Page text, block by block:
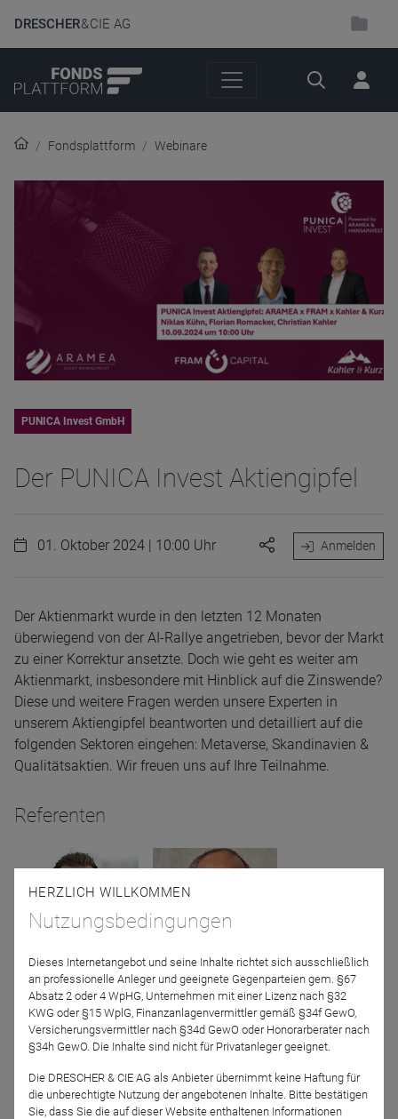
DRESCHER& CIE AG
Suche
Fondsplattform Webinare
PUNICA Invest GmbH
Der PUNICA Invest Aktiengipfel
01. Oktober 2024 | 10:00 Uhr Anmelden
Der Aktienmarkt wurde in den letzten 12 Monaten
überwiegend von der AI-Rallye angetrieben, bevor der Markt
zu einer Korrektur ansetzte. Doch wie geht es weiter am
Aktienmarkt, insbesondere mit Hinblick auf die Zinswende?
Diese und weitere Fragen werden unsere Experten in
unserem Aktiengipfel beantworten und detailliert auf die
folgenden Sektoren eingehen: Metaverse, Skandinavien &
Qualitätsaktien. Wir freuen uns auf Ihre Teilnahme.
Referenten
Niklas Kühn
ARAMEA Asset
Management AG für
PUNICA Invest GmbH
Florian Romacker
FRAM Capital GmbH
HERZLICH WILLKOMMEN
Nutzungsbedingungen
Dieses Internetangebot und seine Inhalte richtet sich ausschließlich
an professionelle Anleger und geeignete Gegenparteien gem. §67
Absatz 2 oder 4 WpHG, Unternehmen mit einer Lizenz nach §32
KWG oder §15 WplG, Finanzanlagenvermittler gemäß §34f GewO,
Versicherungsvermittler nach §34d GewO oder Honorarberater nach
§34h GewO. Die Inhalte sind nicht für Privatanleger geeignet.
Die DRESCHER & CIE AG als Anbieter übernimmt keine Haftung für
die unberechtigte Nutzung der angebotenen Inhalte. Bitte bestätigen
Sie, dass Sie die auf dieser Website enthaltenen Informationen